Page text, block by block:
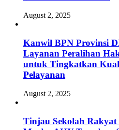
August 2, 2025
Kanwil BPN Provinsi
Layanan Peralihan
untuk Tingkatkan
Pelayanan
August 2, 2025
Tinjau Sekolah